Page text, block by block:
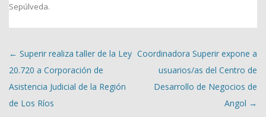
Sepúlveda.
Navegación de entradas
← Superir realiza taller de la Ley
20.720 a Corporación de
Asistencia Judicial de la Región
de Los Ríos
Coordinadora Superir expone a
usuarios/as del Centro de
Desarrollo de Negocios de
Angol →